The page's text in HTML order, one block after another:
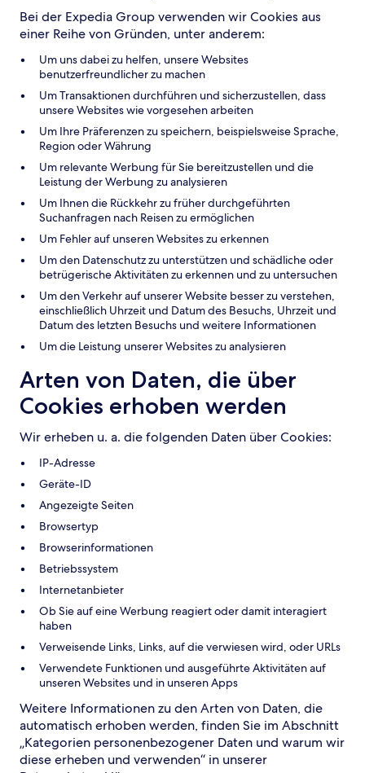
Bei der Expedia Group verwenden wir Cookies aus
einer Reihe von Gründen, unter anderem:
Um uns dabei zu helfen, unsere Websites
benutzerfreundlicher zu machen
Um Transaktionen durchführen und sicherzustellen, dass
unsere Websites wie vorgesehen arbeiten
Um Ihre Präferenzen zu speichern, beispielsweise Sprache,
Region oder Währung
Um relevante Werbung für Sie bereitzustellen und die
Leistung der Werbung zu analysieren
Um Ihnen die Rückkehr zu früher durchgeführten
Suchanfragen nach Reisen zu ermöglichen
Um Fehler auf unseren Websites zu erkennen
Um den Datenschutz zu unterstützen und schädliche oder
betrügerische Aktivitäten zu erkennen und zu untersuchen
Um den Verkehr auf unserer Website besser zu verstehen,
einschließlich Uhrzeit und Datum des Besuchs, Uhrzeit und
Datum des letzten Besuchs und weitere Informationen
Um die Leistung unserer Websites zu analysieren
Arten von Daten, die über
Cookies erhoben werden
Wir erheben u. a. die folgenden Daten über Cookies:
IP-Adresse
Geräte-ID
Angezeigte Seiten
Browsertyp
Browserinformationen
Betriebssystem
Internetanbieter
Ob Sie auf eine Werbung reagiert oder damit interagiert
haben
Verweisende Links, Links, auf die verwiesen wird, oder URLs
Verwendete Funktionen und ausgeführte Aktivitäten auf
unseren Websites und in unseren Apps
Weitere Informationen zu den Arten von Daten, die
automatisch erhoben werden, finden Sie im Abschnitt
„Kategorien personenbezogener Daten und warum wir
diese erheben und verwenden“ in unserer